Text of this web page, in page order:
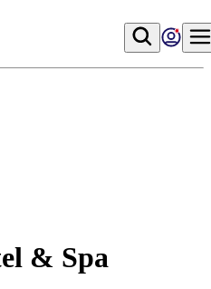
& Spa